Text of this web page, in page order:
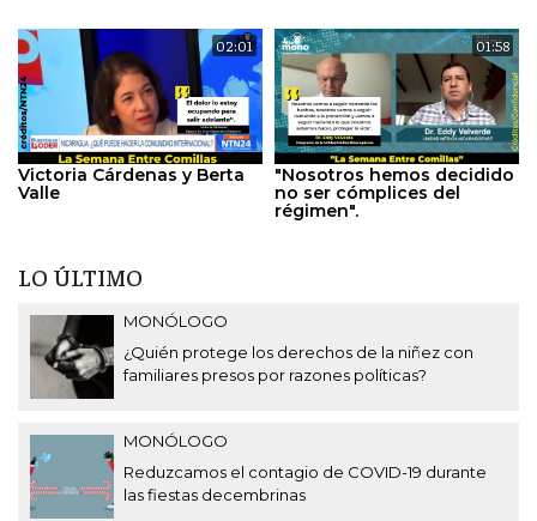
02:01
Victoria Cárdenas y Berta
Valle
01:58
"Nosotros hemos decidido
no ser cómplices del
régimen".
LO ÚLTIMO
MONÓLOGO
¿Quién protege los derechos de la niñez con
familiares presos por razones políticas?
MONÓLOGO
Reduzcamos el contagio de COVID-19 durante
las fiestas decembrinas